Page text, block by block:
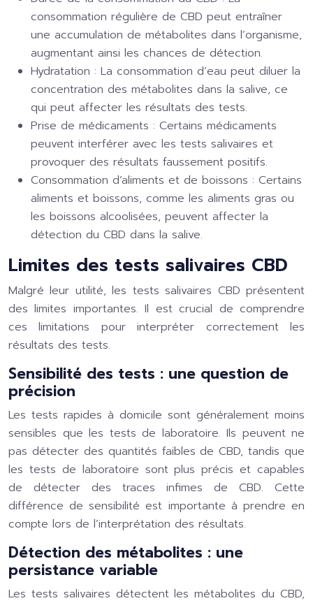
consommation régulière de CBD peut entraîner
une accumulation de métabolites dans l’organisme,
augmentant ainsi les chances de détection.
Hydratation : La consommation d’eau peut diluer la
concentration des métabolites dans la salive, ce
qui peut affecter les résultats des tests.
Prise de médicaments : Certains médicaments
peuvent interférer avec les tests salivaires et
provoquer des résultats faussement positifs.
Consommation d’aliments et de boissons : Certains
aliments et boissons, comme les aliments gras ou
les boissons alcoolisées, peuvent affecter la
détection du CBD dans la salive.
Limites des tests salivaires CBD
Malgré leur utilité, les tests salivaires CBD présentent
des limites importantes. Il est crucial de comprendre
ces limitations pour interpréter correctement les
résultats des tests.
Sensibilité des tests : une question de
précision
Les tests rapides à domicile sont généralement moins
sensibles que les tests de laboratoire. Ils peuvent ne
pas détecter des quantités faibles de CBD, tandis que
les tests de laboratoire sont plus précis et capables
de détecter des traces infimes de CBD. Cette
différence de sensibilité est importante à prendre en
compte lors de l’interprétation des résultats.
Détection des métabolites : une
persistance variable
Les tests salivaires détectent les métabolites du CBD,